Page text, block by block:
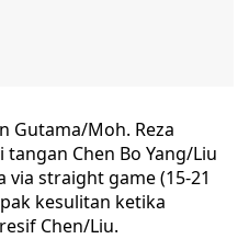
Gutama/Moh. Reza
Chen Bo Yang/Liu
via straight game (15-21
kesulitan ketika
Chen/Liu.